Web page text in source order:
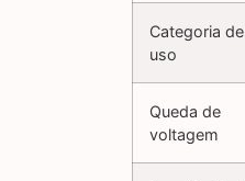
Categoria de
uso
Queda de
voltagem